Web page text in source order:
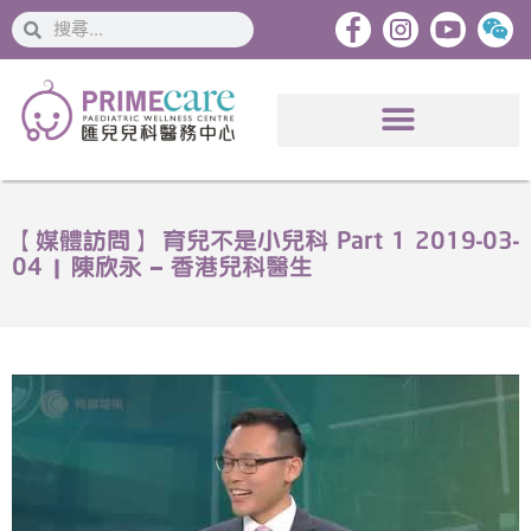
搜
索
搜
索
【媒體訪問】 育兒不是小兒科 Part 1 2019-03-
04 | 陳欣永 – 香港兒科醫生